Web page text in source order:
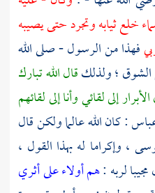
خلع ثيابه وتجرد حتى يصيبه
فهذا من الرسول - صلى الله
؛ ولذلكقال الله تبارك
إلى لقائي وأنا إلى لقائهم
: كان الله عالما ولكن قال
، وإكراما له بهذا القول ،
لربه :هم أولاء على أثري